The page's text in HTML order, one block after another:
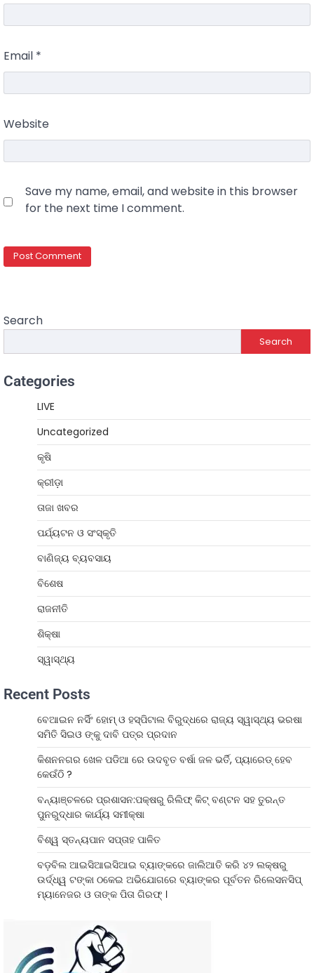
Email *
Website
Save my name, email, and website in this browser
for the next time I comment.
Search
Search
Categories
LIVE
Uncategorized
କୃଷି
କ୍ରୀଡ଼ା
ତାଜା ଖବର
ପର୍ଯ୍ୟଟନ ଓ ସଂସ୍କୃତି
ବାଣିଜ୍ୟ ବ୍ୟବସାୟ
ବିଶେଷ
ରାଜନୀତି
ଶିକ୍ଷା
ସ୍ୱାସ୍ଥ୍ୟ
Recent Posts
ବେଆଇନ ନର୍ସିଂ ହୋମ୍ ଓ ହସ୍ପିଟାଲ ବିରୁଦ୍ଧରେ ରାଜ୍ୟ ସ୍ୱାସ୍ଥ୍ୟ ଭରଷା
ସମିତି ସିଇଓ ଙ୍କୁ ଦାବି ପତ୍ର ପ୍ରଦାନ
କିଶନନଗର ଖେଳ ପଡିଆ ରେ ଉଦବୃତ ବର୍ଷା ଜଳ ଭର୍ତି, ପ୍ୟାରେଡ୍ ହେବ
କେଉଁଠି ?
ବନ୍ୟାଞ୍ଚଳରେ ପ୍ରଶାସନ:ପକ୍ଷରୁ ରିଲିଫ୍ କିଟ୍ ବଣ୍ଟନ ସହ ତୁରନ୍ତ
ପୁନରୁଦ୍ଧାର କାର୍ଯ୍ୟ ସମୀକ୍ଷା
ବିଶ୍ୱ ସ୍ତନ୍ୟପାନ ସପ୍ତାହ ପାଳିତ
ବଡ଼ବିଲ ଆଇସିଆଇସିଆଇ ବ୍ୟାଙ୍କରେ ଜାଲିଆତି କରି ୪୨ ଲକ୍ଷରୁ
ଉର୍ଦ୍ଧ୍ୱ ଟଙ୍କା ଠକେଇ ଅଭିଯୋଗରେ ବ୍ୟାଙ୍କର ପୂର୍ବତନ ରିଲେସନସିପ୍
ମ୍ୟାନେଜର ଓ ତାଙ୍କ ପିତା ଗିରଫ୍ ।